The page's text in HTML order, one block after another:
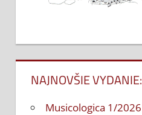
NAJNOVŠIE VYDANIE:
Musicologica 1/2026